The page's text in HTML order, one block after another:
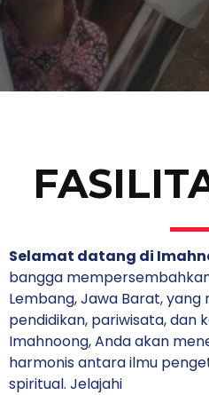
Selamat datang di
bangga
Lembang, Jawa Barat,
pendidikan, pariwisata, dan
Imahnoong, Anda akan
harmonis antara ilmu
spiritual. Jelajahi